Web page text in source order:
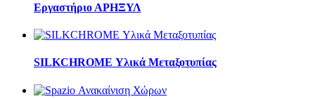
Εργαστήριο ΑΡΗΞΥΛ
SILKCHROME Υλικά Μεταξοτυπίας